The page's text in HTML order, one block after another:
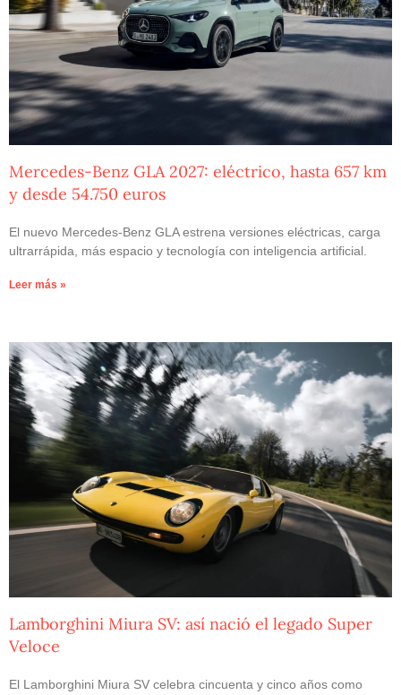
Mercedes-Benz GLA 2027: eléctrico, hasta 657 km
y desde 54.750 euros
El nuevo Mercedes-Benz GLA estrena versiones eléctricas, carga
ultrarrápida, más espacio y tecnología con inteligencia artificial.
Leer más »
Lamborghini Miura SV: así nació el legado Super
Veloce
El Lamborghini Miura SV celebra cincuenta y cinco años como